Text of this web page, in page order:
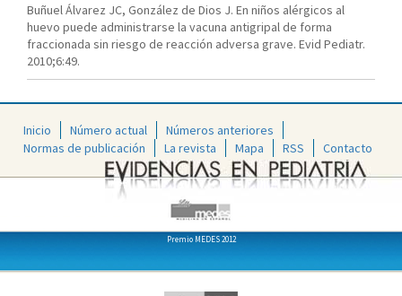
Buñuel Álvarez JC, González de Dios J. En niños alérgicos al
huevo puede administrarse la vacuna antigripal de forma
fraccionada sin riesgo de reacción adversa grave. Evid Pediatr.
2010;6:49.
Inicio Número actual
Números anteriores
Normas de publicación
La revista Mapa RSS Contacto
Premio MEDES 2012